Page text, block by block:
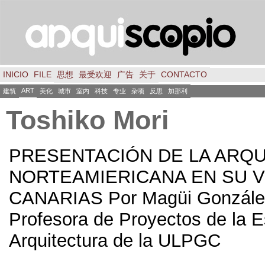
INICIO FILE 思想 最受欢迎 广告 关于 CONTACTO
建筑 ART 美化 城市 室内 科技 专业 杂项 反思 加那利
Toshiko Mori
PRESENTACIÓN DE LA
NORTEAMIERICANA EN SU
CANARIAS Por Magüi
Profesora de Proyectos de la
Arquitectura de la ULPGC